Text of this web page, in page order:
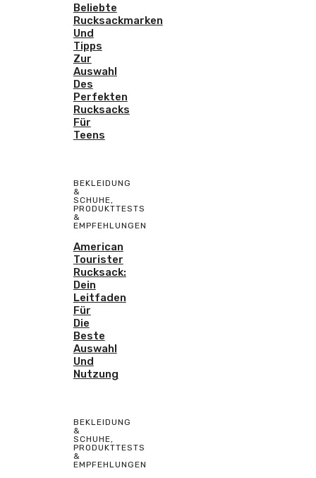
Beliebte
Rucksackmarken
Und
Tipps
Zur
Auswahl
Des
Perfekten
Rucksacks
Für
Teens
BEKLEIDUNG
&
SCHUHE,
PRODUKTTESTS
&
EMPFEHLUNGEN
American
Tourister
Rucksack:
Dein
Leitfaden
Für
Die
Beste
Auswahl
Und
Nutzung
BEKLEIDUNG
&
SCHUHE,
PRODUKTTESTS
&
EMPFEHLUNGEN